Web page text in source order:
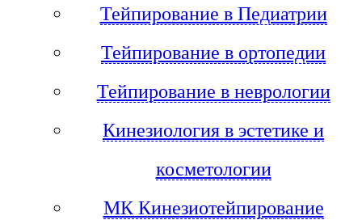
Тейпирование в Педиатрии
Тейпирование в ортопедии
Тейпирование в неврологии
Кинезиология в эстетике и
косметологии
МК Кинезиотейпирование